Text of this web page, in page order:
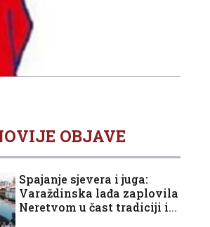
OBJAVE
Spajanje sjevera i juga:
Varaždinska lađa zaplovila
Neretvom u čast tradiciji i